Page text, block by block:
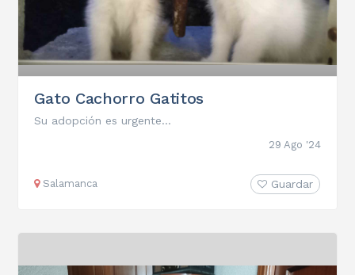
Gato Cachorro Gatitos
Su adopción es urgente...
29 Ago '24
Salamanca Guardar